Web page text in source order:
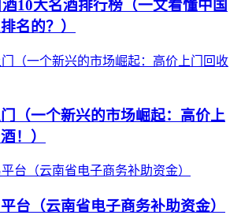
10大名酒排行榜（一文看懂中国
名的？）
（一个新兴的市场崛起：高价上
！）
台（云南省电子商务补助资金）